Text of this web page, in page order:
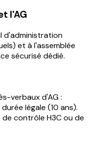
l'AG
d'administration
et à l'assemblée
sécurisé dédié.
verbaux d'AG :
légale (10 ans).
contrôle H3C ou de